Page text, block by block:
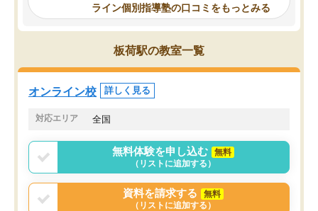
いて客観的なアドバイスをいただけた
ので、自信をもって受験勉強を進める
ことができました。自分のように勉強
のやり方や進捗管理で苦労している方
には特におすすめしたい塾です。
ライン個別指導塾の口コミをもっとみる
板荷駅の教室一覧
オンライン校 詳しく見る
対応エリア 全国
無料体験を申し込む
無料
（リストに追加する）
資料を請求する
無料
（リストに追加する）